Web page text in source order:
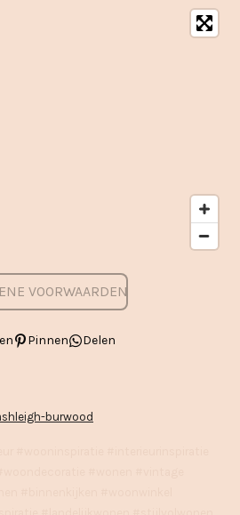
VOORWAARDEN
Pinnen Delen
burwood